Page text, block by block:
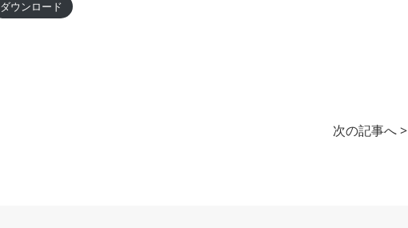
ダウンロード
次の記事へ >